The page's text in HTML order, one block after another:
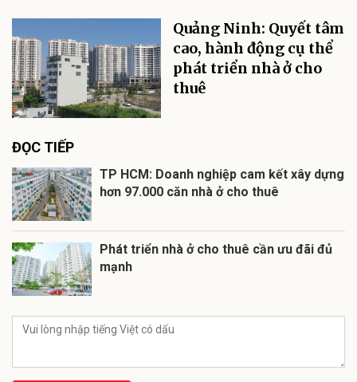
Quảng Ninh: Quyết tâm
cao, hành động cụ thể
phát triển nhà ở cho
thuê
ĐỌC TIẾP
TP HCM: Doanh nghiệp cam kết xây dựng
hơn 97.000 căn nhà ở cho thuê
Phát triển nhà ở cho thuê cần ưu đãi đủ
mạnh